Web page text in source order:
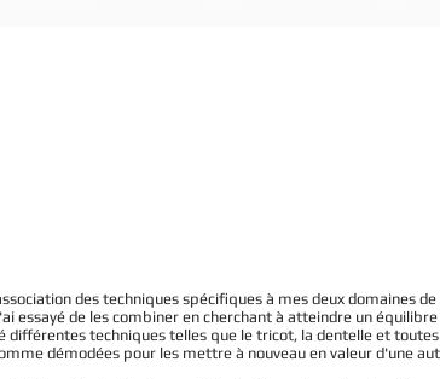
des techniques spécifiques à mes deux domaines
essayé de les combiner en cherchant à atteindre un
différentes techniques telles que le tricot, la dentelle et
démodées pour les mettre à nouveau en valeur d'une